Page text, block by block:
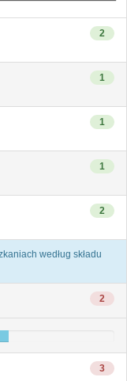
2
1
1
1
2
według składu
2
3